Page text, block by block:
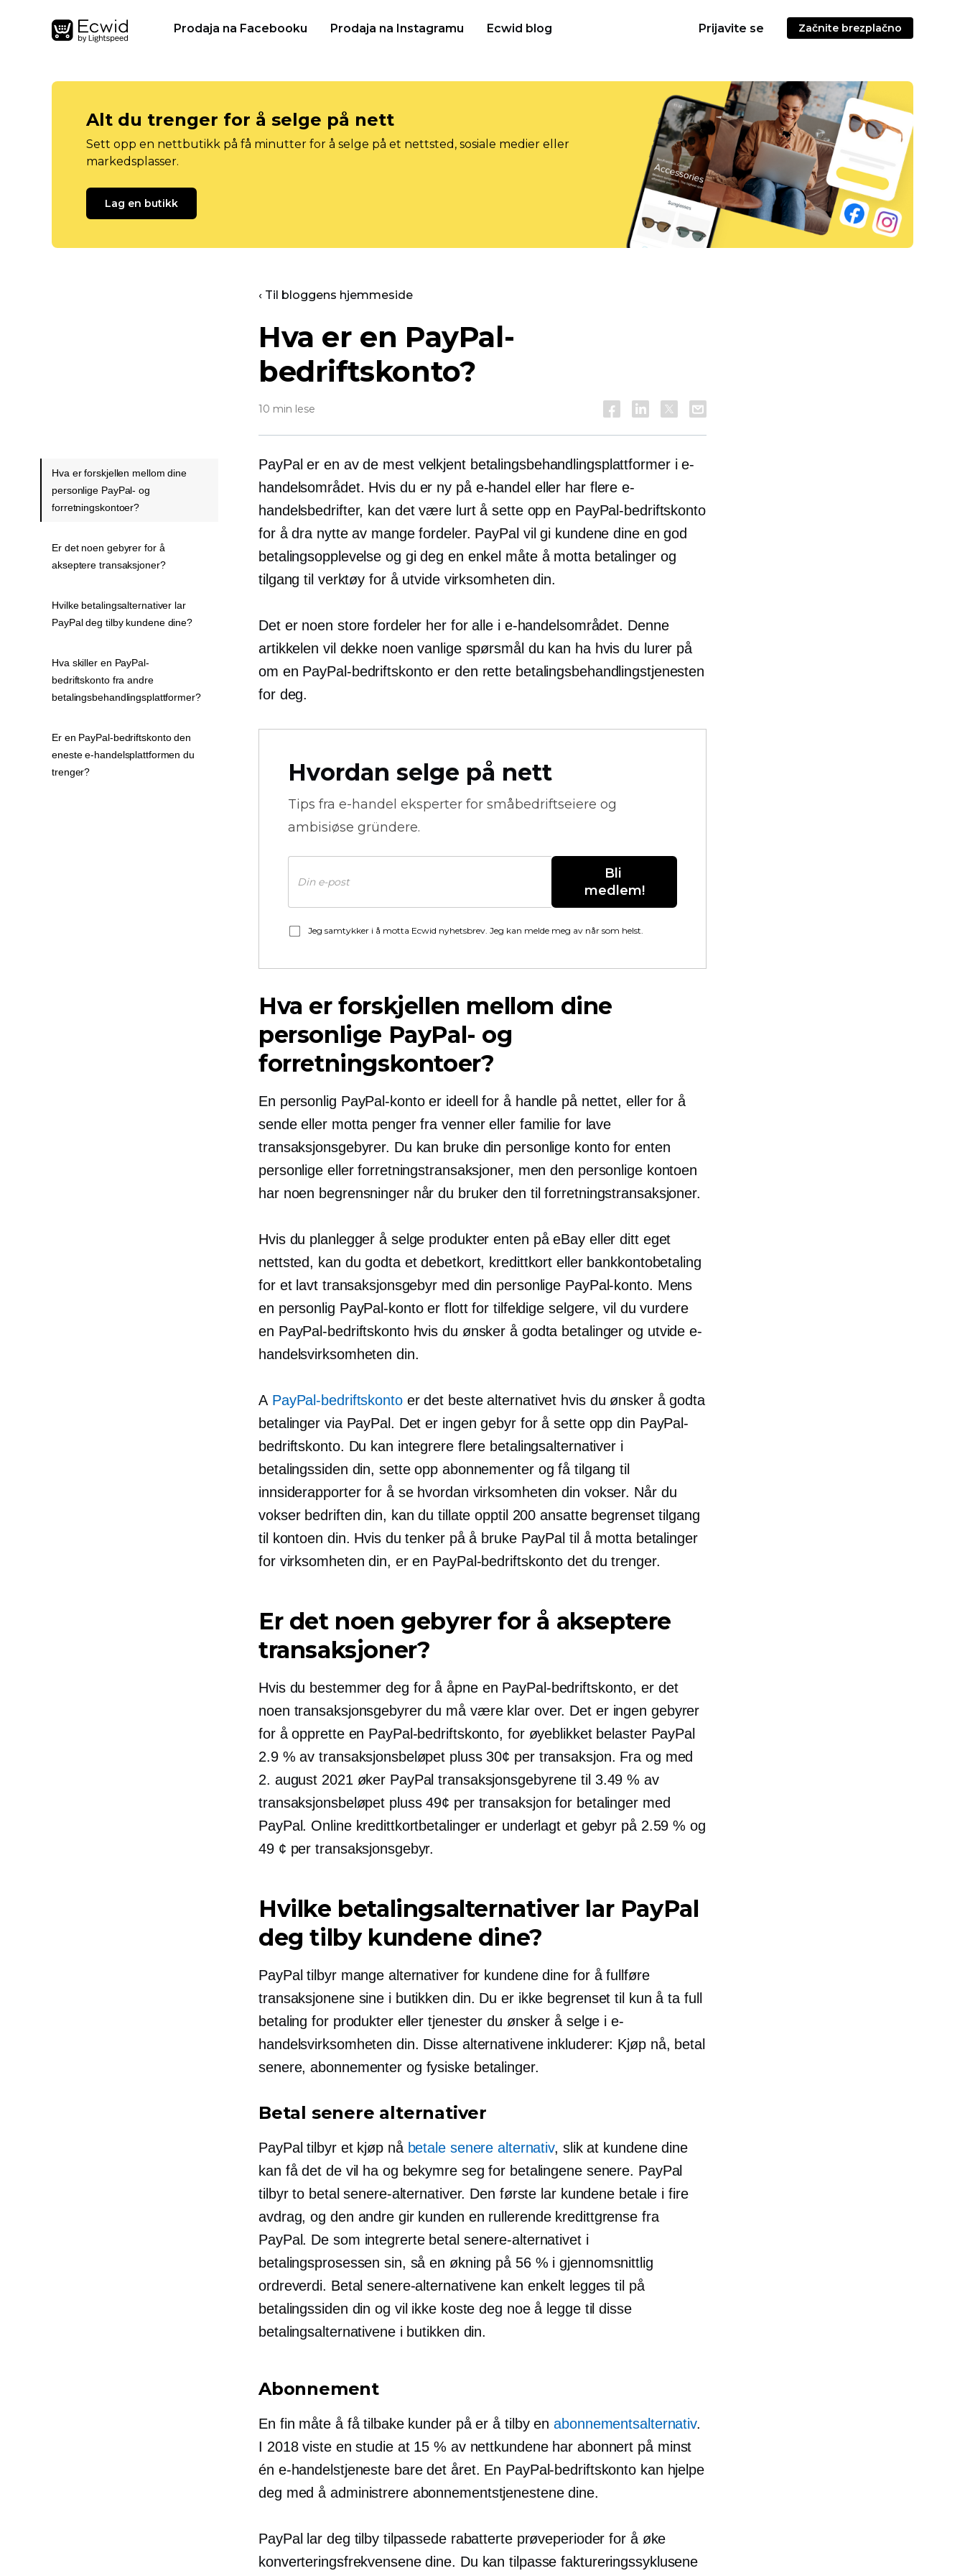
Prodaja na Facebooku Prodaja na Instagramu Ecwid blog Prijavite se Začnite brezplačno
Alt du trenger for å selge på nett
Sett opp en nettbutikk på få minutter for å selge på et nettsted, sosiale medier eller
markedsplasser.
Lag en butikk
‹ Til bloggens hjemmeside
Hva er en PayPal-
bedriftskonto?
10 min lese
PayPal er en av de mest velkjentbetalingsbehandlingsplattformer i e-
handelsområdet. Hvis du er ny på e-handel eller har flere e-
handelsbedrifter, kan det være lurt å sette opp en PayPal-bedriftskonto
for å dra nytte av mange fordeler. PayPal vil gi kundene dine en god
betalingsopplevelse og gi deg en enkel måte å motta betalinger og
tilgang til verktøy for å utvide virksomheten din.
Det er noen store fordeler her for alle i e-handelsområdet. Denne
artikkelen vil dekke noen vanlige spørsmål du kan ha hvis du lurer på
om en PayPal-bedriftskonto er den rette betalingsbehandlingstjenesten
for deg.
Hvordan selge på nett
Tips fra e-handel eksperter for småbedriftseiere og
ambisiøse gründere.
Bli
medlem!
Jeg samtykker i å motta Ecwid nyhetsbrev. Jeg kan melde meg av når som helst.
Hva er forskjellen mellom dine
personlige PayPal- og
forretningskontoer?
En personlig PayPal-konto er ideell for å handle på nettet, eller for å
sende eller motta penger fra venner eller familie for lave
transaksjonsgebyrer. Du kan bruke din personlige konto for enten
personlige eller forretningstransaksjoner, men den personlige kontoen
har noen begrensninger når du bruker den til forretningstransaksjoner.
Hvis du planlegger å selge produkter enten på eBay eller ditt eget
nettsted, kan du godta et debetkort, kredittkort eller bankkontobetaling
for et lavt transaksjonsgebyr med din personlige PayPal-konto. Mens
en personlig PayPal-konto er flott for tilfeldige selgere, vil du vurdere
en PayPal-bedriftskonto hvis du ønsker å godta betalinger og utvide e-
handelsvirksomheten din.
A PayPal-bedriftskontoer det beste alternativet hvis du ønsker å godta
betalinger via PayPal. Det er ingen gebyr for å sette opp din PayPal-
bedriftskonto. Du kan integrere flere betalingsalternativer i
betalingssiden din, sette opp abonnementer og få tilgang til
innsiderapporter for å se hvordan virksomheten din vokser. Når du
vokser bedriften din, kan du tillate opptil 200 ansatte begrenset tilgang
til kontoen din. Hvis du tenker på å bruke PayPal til å motta betalinger
for virksomheten din, er en PayPal-bedriftskonto det du trenger.
Er det noen gebyrer for å akseptere
transaksjoner?
Hvis du bestemmer deg for å åpne en PayPal-bedriftskonto, er det
noen transaksjonsgebyrer du må være klar over. Det er ingen gebyrer
for å opprette en PayPal-bedriftskonto, for øyeblikket belaster PayPal
2.9 % av transaksjonsbeløpet pluss 30¢ per transaksjon. Fra og med
2. august 2021 øker PayPal transaksjonsgebyrene til 3.49 % av
transaksjonsbeløpet pluss 49¢ per transaksjon for betalinger med
PayPal. Online kredittkortbetalinger er underlagt et gebyr på 2.59 % og
49 ¢ per transaksjonsgebyr.
Hvilke betalingsalternativer lar PayPal
deg tilby kundene dine?
PayPal tilbyr mange alternativer for kundene dine for å fullføre
transaksjonene sine i butikken din. Du er ikke begrenset til kun å ta full
betaling for produkter eller tjenester du ønsker å selge i e-
handelsvirksomheten din. Disse alternativene inkluderer: Kjøp nå, betal
senere, abonnementer og fysiske betalinger.
Betal senere alternativer
PayPal tilbyr et kjøp nå betale senere alternativ, slik at kundene dine
kan få det de vil ha og bekymre seg for betalingene senere. PayPal
tilbyr to betal senere-alternativer. Den første lar kundene betale i fire
avdrag, og den andre gir kunden en rullerende kredittgrense fra
PayPal. De som integrerte betal senere-alternativet i
betalingsprosessen sin, så en økning på 56 % i gjennomsnittlig
ordreverdi. Betal senere-alternativene kan enkelt legges til på
betalingssiden din og vil ikke koste deg noe å legge til disse
betalingsalternativene i butikken din.
Abonnement
En fin måte å få tilbake kunder på er å tilby enabonnementsalternativ.
I 2018 viste en studie at 15 % av nettkundene har abonnert på minst
én e-handelstjeneste bare det året. En PayPal-bedriftskonto kan hjelpe
deg med å administrere abonnementstjenestene dine.
PayPal lar deg tilby tilpassede rabatterte prøveperioder for å øke
konverteringsfrekvensene dine. Du kan tilpasse faktureringssyklusene
Hva er forskjellen mellom dine
personlige PayPal- og
forretningskontoer?
Er det noen gebyrer for å
akseptere transaksjoner?
Hvilke betalingsalternativer lar
PayPal deg tilby kundene dine?
Hva skiller en PayPal-
bedriftskonto fra andre
betalingsbehandlingsplattformer?
Er en PayPal-bedriftskonto den
eneste e-handelsplattformen du
trenger?